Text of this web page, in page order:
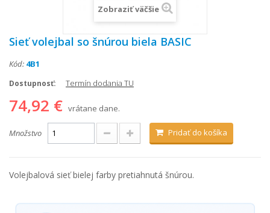
Zobraziť väčšie
Sieť volejbal so šnúrou biela BASIC
Kód: 4B1
Dostupnosť: Termín dodania TU
74,92 € vrátane dane.
Množstvo Pridať do košíka
Volejbalová sieť bielej farby pretiahnutá šnúrou.